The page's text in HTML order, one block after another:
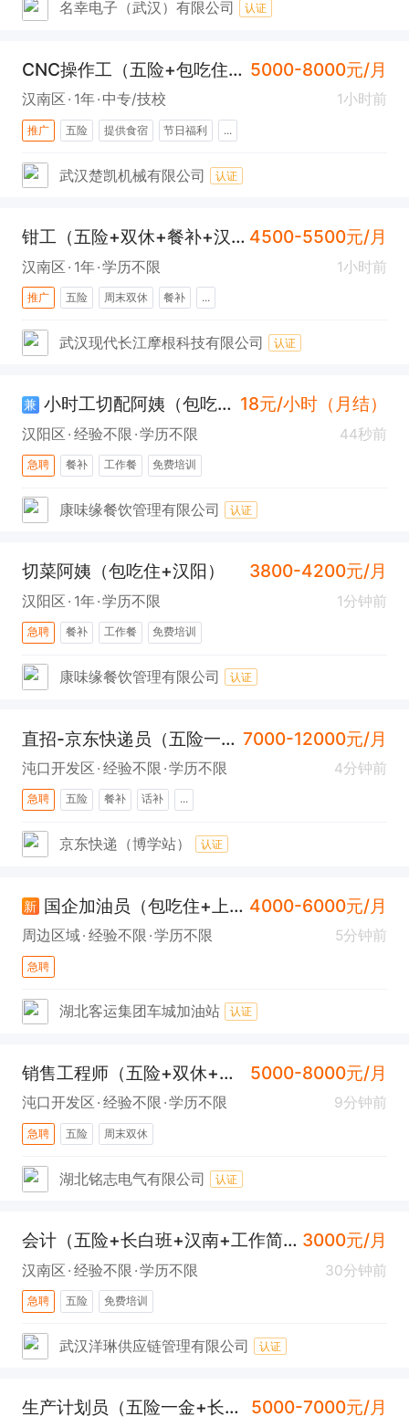
名幸电子（武汉）有限公司 认证
CNC操作工（五险+包吃住+汉南） 5000-8000元/月
汉南区 1年 中专/技校 1小时前
推广 五险 提供食宿 节日福利 ...
武汉楚凯机械有限公司 认证
钳工（五险+双休+餐补+汉南） 4500-5500元/月
汉南区 1年 学历不限 1小时前
推广 五险 周末双休 餐补 ...
武汉现代长江摩根科技有限公司 认证
兼 小时工切配阿姨（包吃+汉阳） 18元/小时（月结）
汉阳区 经验不限 学历不限 44秒前
急聘 餐补 工作餐 免费培训
康味缘餐饮管理有限公司 认证
切菜阿姨（包吃住+汉阳） 3800-4200元/月
汉阳区 1年 学历不限 1分钟前
急聘 餐补 工作餐 免费培训
康味缘餐饮管理有限公司 认证
直招-京东快递员（五险一金+沌口） 7000-12000元/月
沌口开发区 经验不限 学历不限 4分钟前
急聘 五险 餐补 话补 ...
京东快递（博学站） 认证
新 国企加油员（包吃住+上一休二+武昌区大东门） 4000-6000元/月
周边区域 经验不限 学历不限 5分钟前
急聘
湖北客运集团车城加油站 认证
销售工程师（五险+双休+可应届生+沌口） 5000-8000元/月
沌口开发区 经验不限 学历不限 9分钟前
急聘 五险 周末双休
湖北铭志电气有限公司 认证
会计（五险+长白班+汉南+工作简单） 3000元/月
汉南区 经验不限 学历不限 30分钟前
急聘 五险 免费培训
武汉洋琳供应链管理有限公司 认证
生产计划员（五险一金+长白班+包吃+汉南） 5000-7000元/月